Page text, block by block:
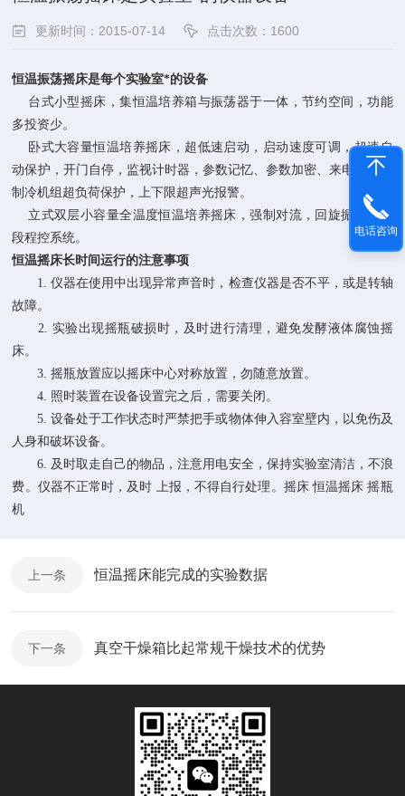
更新时间：2015-07-14 点击次数：1600
恒温振荡摇床是每个实验室*的设备
台式小型摇床，集恒温培养箱与振荡器于一体，节约空间，功能
多投资少。
卧式大容量恒温培养摇床，超低速启动，启动速度可调，超速自
动保护，开门自停，监视计时器，参数记忆、参数加密、来电恢复，
制冷机组超负荷保护，上下限超声光报警。
立式双层小容量全温度恒温培养摇床，强制对流，回旋振荡，九
段程控系统。
恒温摇床长时间运行的注意事项
1. 仪器在使用中出现异常声音时，检查仪器是否不平，或是转轴
故障。
2. 实验出现摇瓶破损时，及时进行清理，避免发酵液体腐蚀摇
床。
3. 摇瓶放置应以摇床中心对称放置，勿随意放置。
4. 照时装置在设备设置完之后，需要关闭。
5. 设备处于工作状态时严禁把手或物体伸入容室壁内，以免伤及
人身和破坏设备。
6. 及时取走自己的物品，注意用电安全，保持实验室清洁，不浪
费。仪器不正常时，及时 上报，不得自行处理。摇床 恒温摇床 摇瓶
机
上一条 恒温摇床能完成的实验数据
下一条 真空干燥箱比起常规干燥技术的优势
电话咨询